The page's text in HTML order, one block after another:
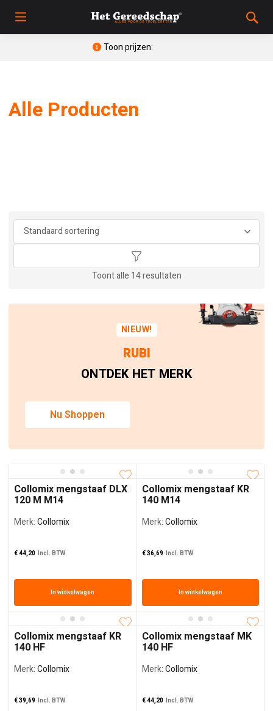
Toon prijzen:
Alle Producten
Toont alle 14 resultaten
NIEUW!
RUBI
ONTDEK HET MERK
Nu Shoppen
Collomix mengstaaf DLX
120 M M14
€44,20 Incl. BTW
In winkelwagen
Merk:Collomix
Collomix mengstaaf KR
140 M14
€36,69 Incl. BTW
In winkelwagen
Merk:Collomix
Collomix mengstaaf KR
140 HF
€39,69 Incl. BTW
Merk:Collomix
Collomix mengstaaf MK
140 HF
€44,20 Incl. BTW
Merk:Collomix